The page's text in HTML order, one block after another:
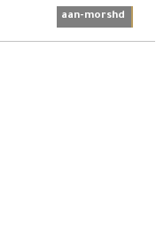
aan-morshd